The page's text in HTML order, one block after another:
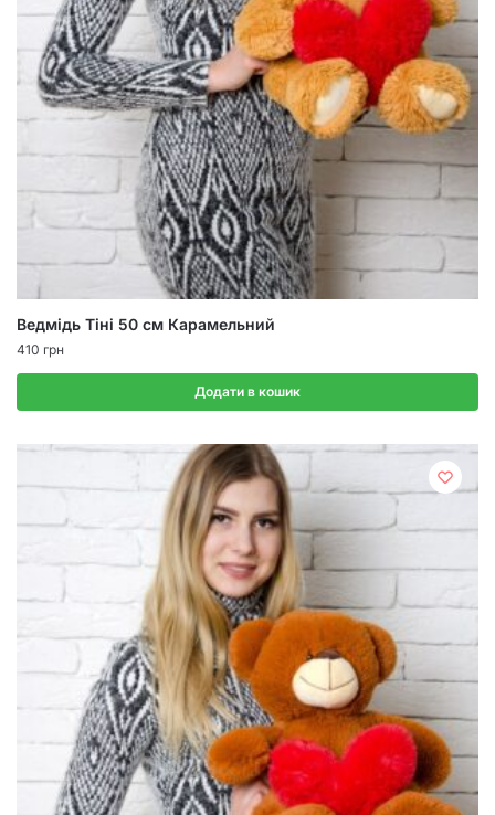
Ведмідь Тіні 50 см Карамельний
410 грн
Додати в кошик